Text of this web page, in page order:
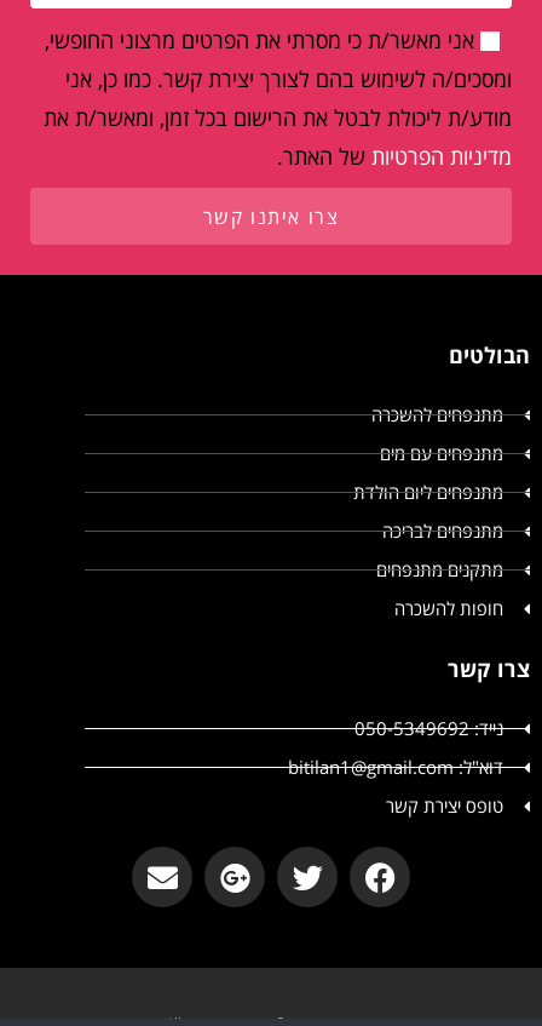
אני מאשר/ת כי מסרתי את הפרטים מרצוני החופשי,
ומסכים/ה לשימוש בהם לצורך יצירת קשר. כמו כן, אני
מודע/ת ליכולת לבטל את הרישום בכל זמן, ומאשר/ת את
מדיניות הפרטיות של האתר.
צרו איתנו קשר
הבולטים
מתנפחים להשכרה
מתנפחים עם מים
מתנפחים ליום הולדת
מתנפחים לבריכה
מתקנים מתנפחים
חופות להשכרה
צרו קשר
נייד: 050-5349692
דוא"ל: bitilan1@gmail.com
טופס יצירת קשר